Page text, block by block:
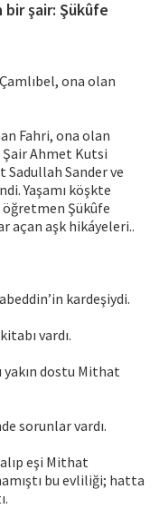
bir şair: Şükûfe
ona olan
Fahri, ona olan
Şair Ahmet Kutsi
Sadullah Sander ve
Yaşamı köşkte
öğretmen Şükûfe
açan aşk hikáyeleri..
kardeşiydi.
vardı.
yakın dostu Mithat
sorunlar vardı.
eşi Mithat
bu evliliği; hatta